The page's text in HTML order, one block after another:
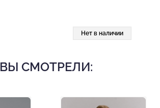
Нет в наличии
ВЫ СМОТРЕЛИ: